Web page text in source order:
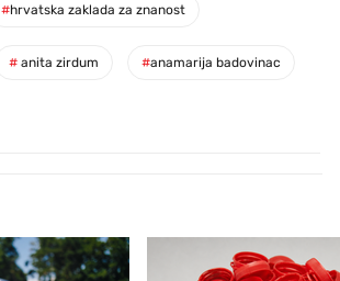
#hrvatska zaklada za znanost
# anita zirdum #anamarija badovinac